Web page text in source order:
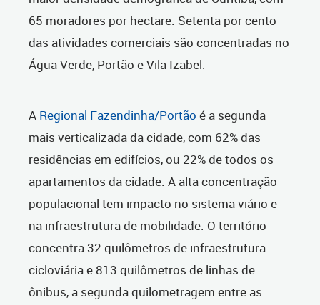
65 moradores por hectare. Setenta por cento
das atividades comerciais são concentradas no
Água Verde, Portão e Vila Izabel.
A Regional Fazendinha/Portão é a segunda
mais verticalizada da cidade, com 62% das
residências em edifícios, ou 22% de todos os
apartamentos da cidade. A alta concentração
populacional tem impacto no sistema viário e
na infraestrutura de mobilidade. O território
concentra 32 quilômetros de infraestrutura
cicloviária e 813 quilômetros de linhas de
ônibus, a segunda quilometragem entre as